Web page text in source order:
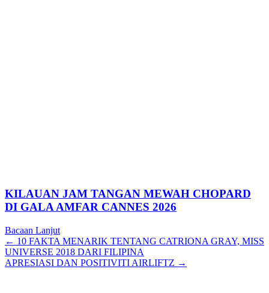
KILAUAN JAM TANGAN MEWAH CHOPARD
DI GALA AMFAR CANNES 2026
Bacaan Lanjut
Posts
navigation
← 10 FAKTA MENARIK TENTANG CATRIONA GRAY, MISS
UNIVERSE 2018 DARI FILIPINA
APRESIASI DAN POSITIVITI AIRLIFTZ →